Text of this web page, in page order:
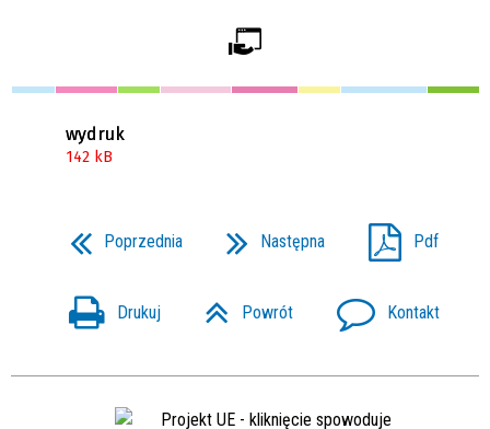
wydruk
142 kB
Poprzednia Następna Pdf
Drukuj Powrót Kontakt